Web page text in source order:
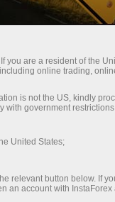
до
а
you are a resident of the
online trading,
is not the US, kindly
with government
United States;
relevant button below. If
an account with InstaForex